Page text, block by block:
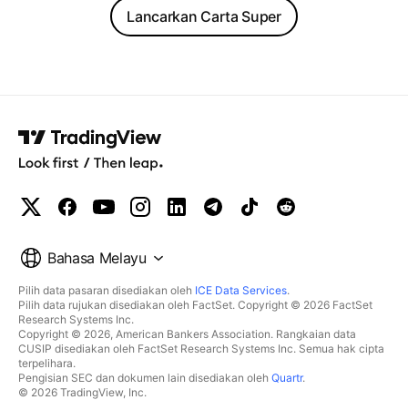
Lancarkan Carta Super
Bahasa Melayu
Pilih data pasaran disediakan oleh ICE Data Services.
Pilih data rujukan disediakan oleh FactSet. Copyright © 2026 FactSet
Research Systems Inc.
Copyright © 2026, American Bankers Association. Rangkaian data
CUSIP disediakan oleh FactSet Research Systems Inc. Semua hak cipta
terpelihara.
Pengisian SEC dan dokumen lain disediakan oleh Quartr.
© 2026 TradingView, Inc.